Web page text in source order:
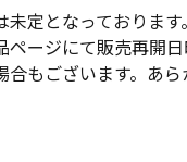
定となっております。
ージにて販売再開日
もございます。あら